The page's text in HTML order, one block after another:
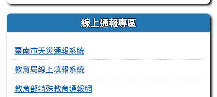
線上通報專區
臺南市天災通報系統
教育局線上填報系統
教育部特殊教育通報網